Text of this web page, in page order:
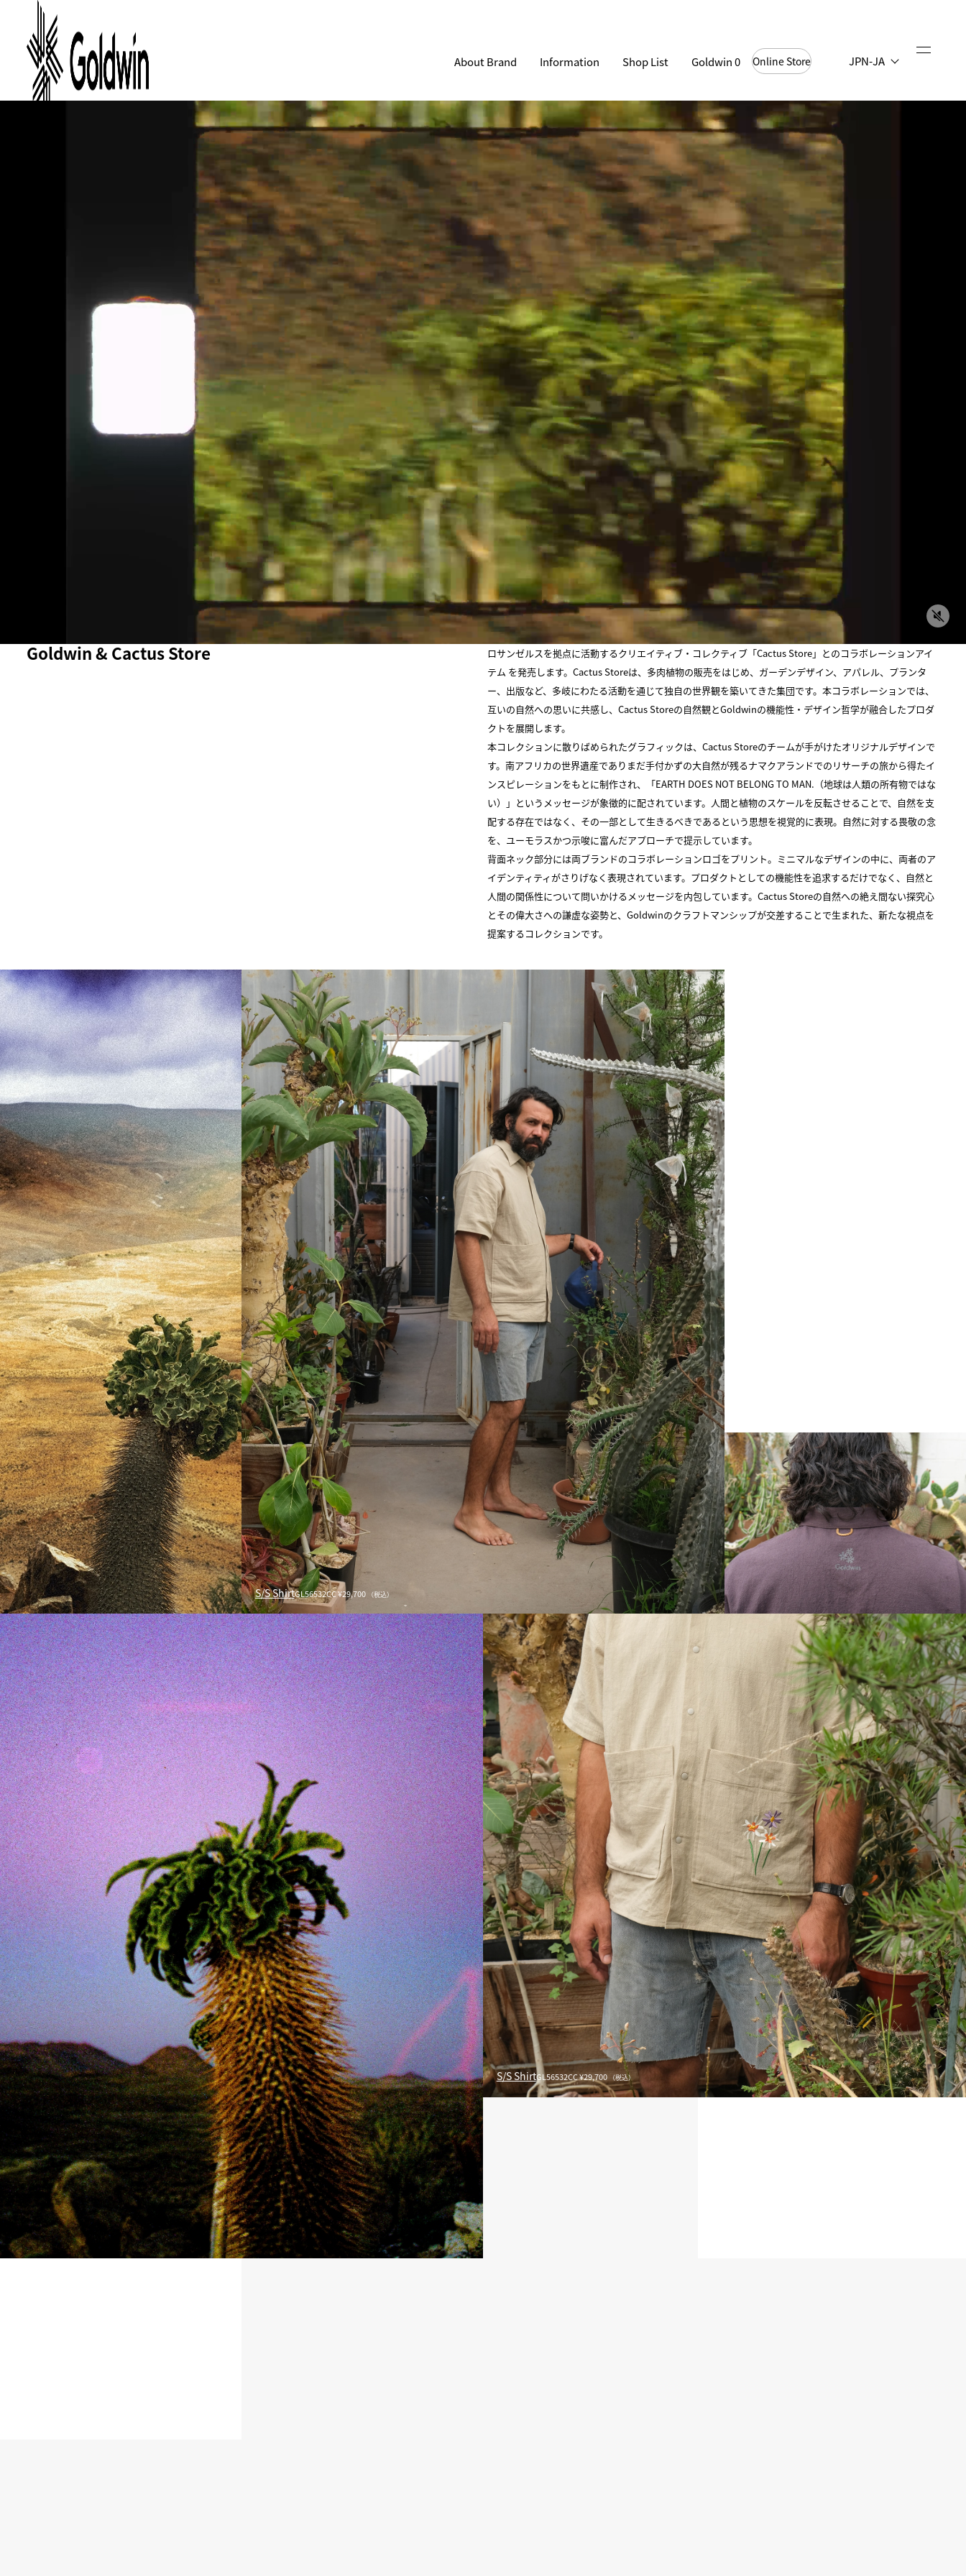
About Brand Information Shop List Goldwin 0 Online Store JPN-JA
Goldwin & Cactus Store
ロサンゼルスを拠点に活動するクリエイティブ・コレクティブ「Cactus Store」とのコラボレーションアイ
テム を発売します。Cactus Storeは、多肉植物の販売をはじめ、ガーデンデザイン、アパレル、プランタ
ー、出版など、多岐にわたる活動を通じて独自の世界観を築いてきた集団です。本コラボレーションでは、
互いの自然への思いに共感し、Cactus Storeの自然観とGoldwinの機能性・デザイン哲学が融合したプロダ
クトを展開します。
本コレクションに散りばめられたグラフィックは、Cactus Storeのチームが手がけたオリジナルデザインで
す。南アフリカの世界遺産でありまだ手付かずの大自然が残るナマクアランドでのリサーチの旅から得たイ
ンスピレーションをもとに制作され、「EARTH DOES NOT BELONG TO MAN.（地球は人類の所有物ではな
い）」というメッセージが象徴的に配されています。人間と植物のスケールを反転させることで、自然を支
配する存在ではなく、その一部として生きるべきであるという思想を視覚的に表現。自然に対する畏敬の念
を、ユーモラスかつ示唆に富んだアプローチで提示しています。
背面ネック部分には両ブランドのコラボレーションロゴをプリント。ミニマルなデザインの中に、両者のア
イデンティティがさりげなく表現されています。プロダクトとしての機能性を追求するだけでなく、自然と
人間の関係性について問いかけるメッセージを内包しています。Cactus Storeの自然への絶え間ない探究心
とその偉大さへの謙虚な姿勢と、Goldwinのクラフトマンシップが交差することで生まれた、新たな視点を
提案するコレクションです。
S/S ShirtGL56532CC ¥29,700 （税込）
S/S ShirtGL56532CC ¥29,700 （税込）